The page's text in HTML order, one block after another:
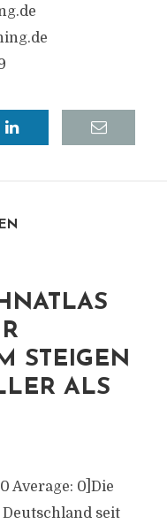
STEIGEN
ALS
Average: 0]Die
seit